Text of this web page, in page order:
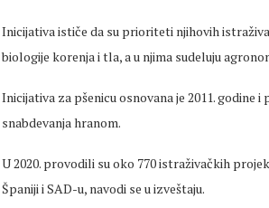
Inicijativa ističe da su prioriteti njihovih
biologije korenja i tla, a u njima sudeluju
Inicijativa za pšenicu osnovana je 2011. godine
snabdevanja hranom.
U 2020. provodili su oko 770 istraživačkih
Španiji i SAD-u, navodi se u izveštaju.